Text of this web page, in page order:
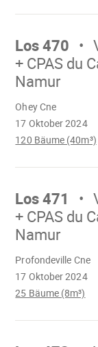
Mach
Los 470
+ CPAS du
Namur
17 Oktober 2024
Ohey Cne
120 Bäume (40m³)
Mach
Los 471
+ CPAS du
Namur
17 Oktober 2024
Profondeville Cne
25 Bäume (8m³)
Mach